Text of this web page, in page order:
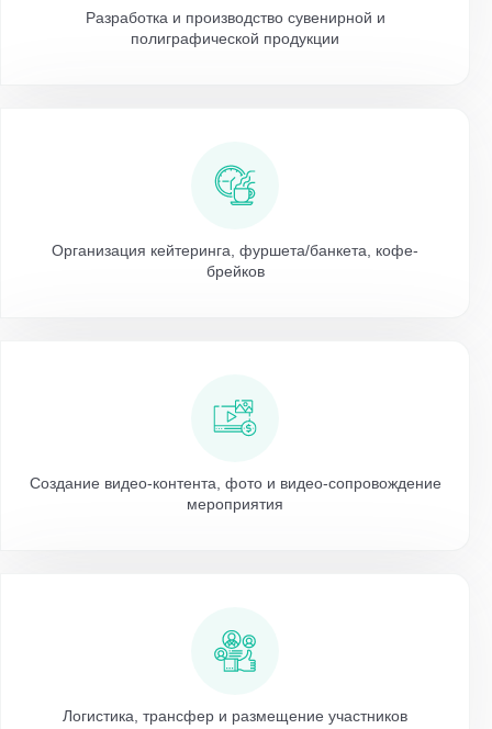
Разработка и производство сувенирной и
полиграфической продукции
Организация кейтеринга, фуршета/банкета, кофе-
брейков
Создание видео-контента, фото и видео-сопровождение
мероприятия
Логистика, трансфер и размещение участников